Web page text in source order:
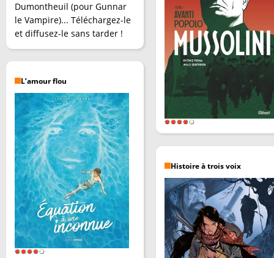
Dumontheuil (pour Gunnar
le Vampire)... Téléchargez-le
et diffusez-le sans tarder !
L’amour flou
Histoire à trois voix